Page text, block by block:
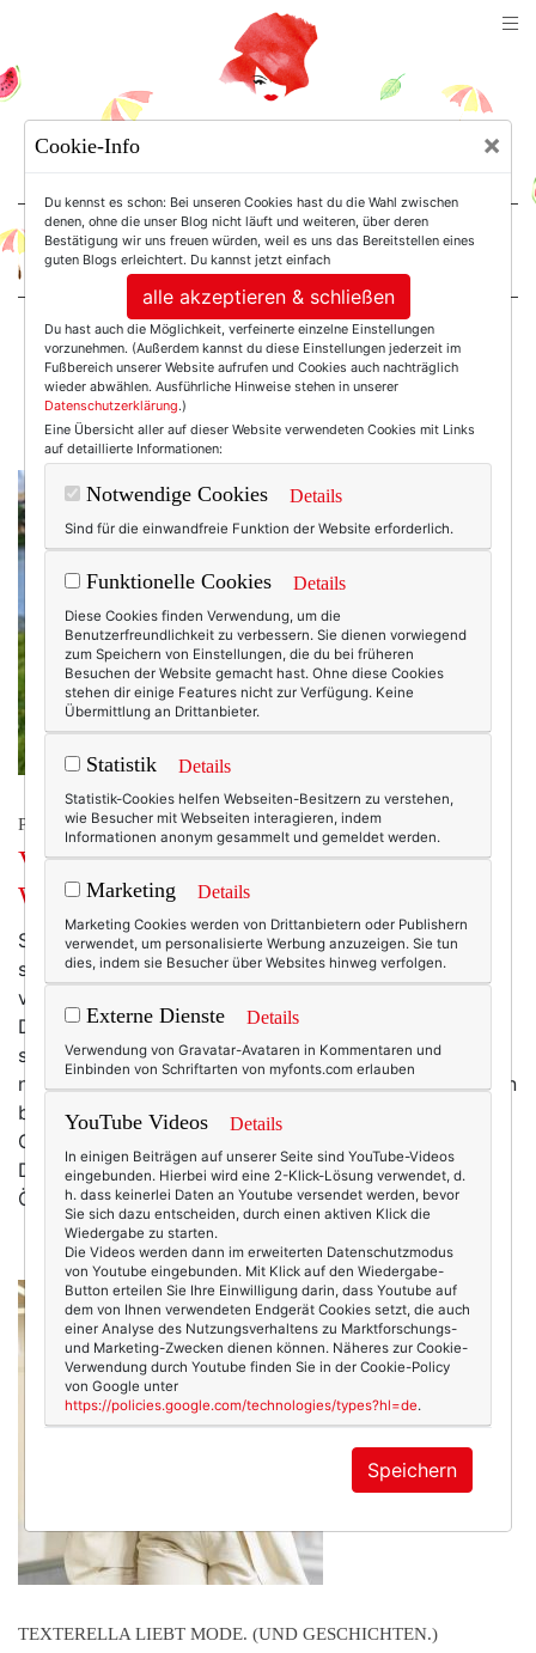
For Women. Not Girls.
Travel
PRESSEREISE
Vier Tage im Hotel Hochschober:
Wellness, wie ich sie mag.
Sommerzeit, Urlaubszeit … in manchen Bundesländern
sind die Schulferien Ende Juli sogar schon wieder
vorbei. Und ich? Freue mich narrisch auf „meinen“
Darß. Wobei ich kürzlich feststellen durfte: Richtig
schön Urlaub machen – das kann man auch deutlich
näher. Da habe ich doch tatsächlich bereits Patagonien
bereist, war sogar in Australien und auf den
Galapagos-Inseln (allesamt sehr spannende
Destinationen, zweifellos …) – aber unser Nachbarland
Österreich, das ist für mich in weiten Teilen… mehr
TEXTERELLA LIEBT MODE. (UND GESCHICHTEN.)
Cookie-Info ×
Du kennst es schon: Bei unseren Cookies hast du die Wahl zwischen
denen, ohne die unser Blog nicht läuft und weiteren, über deren
Bestätigung wir uns freuen würden, weil es uns das Bereitstellen eines
guten Blogs erleichtert. Du kannst jetzt einfach
alle akzeptieren & schließen
Du hast auch die Möglichkeit, verfeinerte einzelne Einstellungen
vorzunehmen. (Außerdem kannst du diese Einstellungen jederzeit im
Fußbereich unserer Website aufrufen und Cookies auch nachträglich
wieder abwählen. Ausführliche Hinweise stehen in unserer
Datenschutzerklärung.)
Eine Übersicht aller auf dieser Website verwendeten Cookies mit Links
auf detaillierte Informationen:
Notwendige Cookies Details
Sind für die einwandfreie Funktion der Website erforderlich.
Funktionelle Cookies Details
Diese Cookies finden Verwendung, um die
Benutzerfreundlichkeit zu verbessern. Sie dienen vorwiegend
zum Speichern von Einstellungen, die du bei früheren
Besuchen der Website gemacht hast. Ohne diese Cookies
stehen dir einige Features nicht zur Verfügung. Keine
Übermittlung an Drittanbieter.
Statistik Details
Statistik-Cookies helfen Webseiten-Besitzern zu verstehen,
wie Besucher mit Webseiten interagieren, indem
Informationen anonym gesammelt und gemeldet werden.
Marketing Details
Marketing Cookies werden von Drittanbietern oder Publishern
verwendet, um personalisierte Werbung anzuzeigen. Sie tun
dies, indem sie Besucher über Websites hinweg verfolgen.
Externe Dienste Details
Verwendung von Gravatar-Avataren in Kommentaren und
Einbinden von Schriftarten von myfonts.com erlauben
YouTube Videos Details
In einigen Beiträgen auf unserer Seite sind YouTube-Videos
eingebunden. Hierbei wird eine 2-Klick-Lösung verwendet, d.
h. dass keinerlei Daten an Youtube versendet werden, bevor
Sie sich dazu entscheiden, durch einen aktiven Klick die
Wiedergabe zu starten.
Die Videos werden dann im erweiterten Datenschutzmodus
von Youtube eingebunden. Mit Klick auf den Wiedergabe-
Button erteilen Sie Ihre Einwilligung darin, dass Youtube auf
dem von Ihnen verwendeten Endgerät Cookies setzt, die auch
einer Analyse des Nutzungsverhaltens zu Marktforschungs-
und Marketing-Zwecken dienen können. Näheres zur Cookie-
Verwendung durch Youtube finden Sie in der Cookie-Policy
von Google unter
https://policies.google.com/technologies/types?hl=de.
Speichern